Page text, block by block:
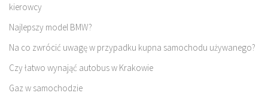
kierowcy
Najlepszy model BMW?
Na co zwrócić uwagę w przypadku kupna samochodu używanego?
Czy łatwo wynająć autobus w Krakowie
Gaz w samochodzie